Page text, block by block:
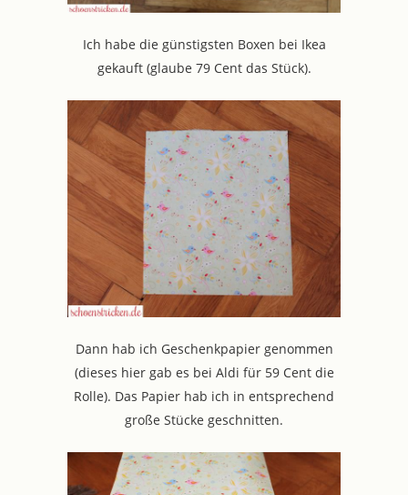
Ich habe die günstigsten Boxen bei Ikea
gekauft (glaube 79 Cent das Stück).
Dann hab ich Geschenkpapier genommen
(dieses hier gab es bei Aldi für 59 Cent die
Rolle). Das Papier hab ich in entsprechend
große Stücke geschnitten.